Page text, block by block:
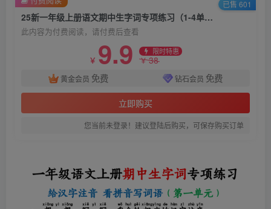
25新一年级上册语文期中生字词专项练习（1-4单元给汉字注音+看拼音写词语）
此内容为付费阅读，请付费后查看
￥ 9.9 限时特惠
￥38
黄金会员 免费 钻石会员 免费
立即购买
您当前未登录！建议登陆后购买，可保存购买订单
已售 601